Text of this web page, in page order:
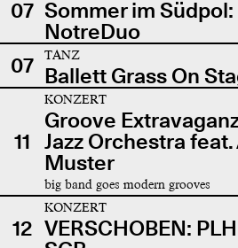
07 Sommer im
NotreDuo
07
TANZ
Ballett Grass On
11
KONZERT
Groove
Jazz Orchestra
Muster
big band goes modern grooves
12
KONZERT
VERSCHOBEN: